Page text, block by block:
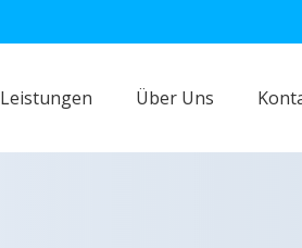
Leistungen Über Uns